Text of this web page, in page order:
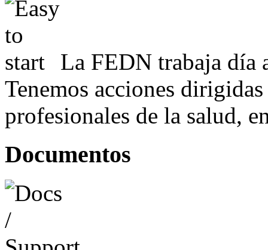
La FEDN trabaja día
Tenemos acciones
profesionales de la salud,
Documentos